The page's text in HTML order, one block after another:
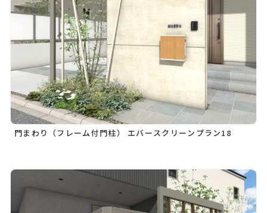
門まわり（フレーム付門柱） エバースクリーンプラン18